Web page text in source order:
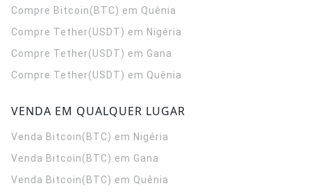
Compre Bitcoin(BTC) em Quênia
Compre Tether(USDT) em Nigéria
Compre Tether(USDT) em Gana
Compre Tether(USDT) em Quênia
VENDA EM QUALQUER LUGAR
Venda Bitcoin(BTC) em Nigéria
Venda Bitcoin(BTC) em Gana
Venda Bitcoin(BTC) em Quênia